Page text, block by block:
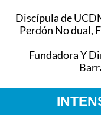
Discípula de
Perdón No dual,
Fundadora Y